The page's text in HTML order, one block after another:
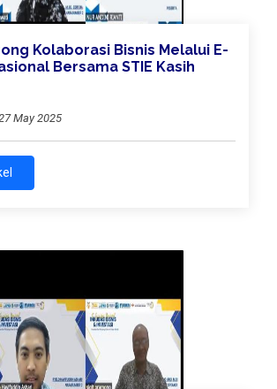
Kolaborasi Bisnis Melalui E-
Bersama STIE Kasih
May 2025